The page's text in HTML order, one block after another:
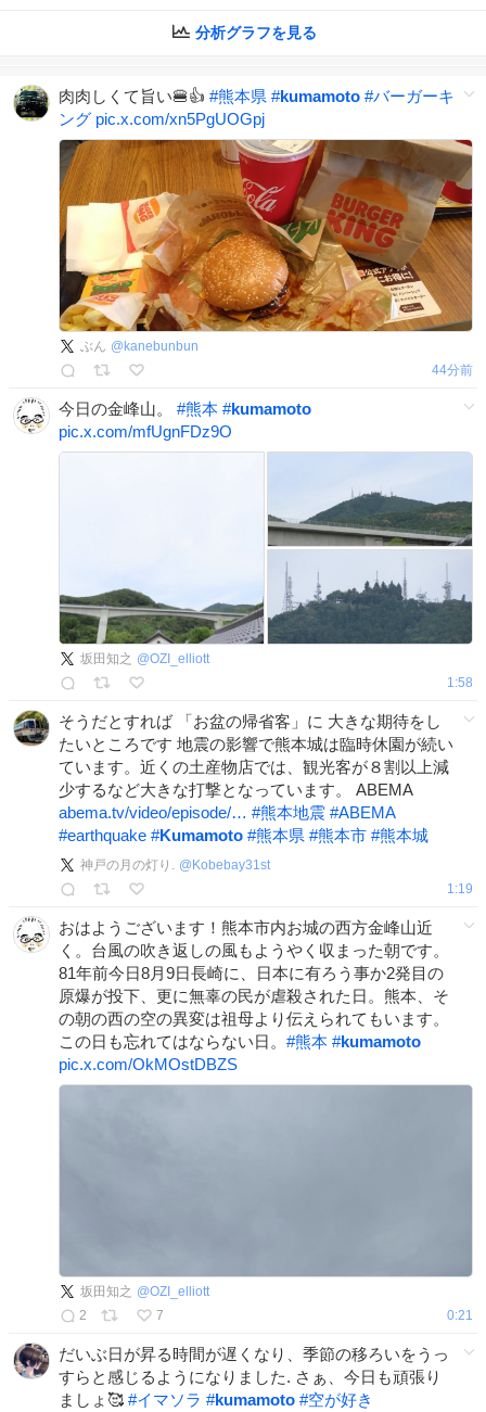
分析グラフを見る
肉肉しくて旨い🍔👍 #熊本県 #kumamoto #バーガーキ
ング pic.x.com/xn5PgUOGpj
ぶん @ kanebunbun
45分前
今日の金峰山。 #熊本 #kumamoto
pic.x.com/mfUgnFDz9O
坂田知之 @OZI_elliott
1:58
そうだとすれば 「お盆の帰省客」に 大きな期待をし
たいところです 地震の影響で熊本城は臨時休園が続い
ています。近くの土産物店では、観光客が８割以上減
少するなど大きな打撃となっています。 ABEMA
abema.tv/video/episode/… #熊本地震 #ABEMA
#earthquake #Kumamoto #熊本県 #熊本市 #熊本城
神戸の月の灯り. @ Kobebay31st
1:19
おはようございます！熊本市内お城の西方金峰山近
く。台風の吹き返しの風もようやく収まった朝です。
81年前今日8月9日長崎に、日本に有ろう事か2発目の
原爆が投下、更に無辜の民が虐殺された日。熊本、そ
の朝の西の空の異変は祖母より伝えられてもいます。
この日も忘れてはならない日。 #熊本 #kumamoto
pic.x.com/OkMOstDBZS
坂田知之 @OZI_elliott
2
7 0:21
だいぶ日が昇る時間が遅くなり、季節の移ろいをうっ
すらと感じるようになりました. さぁ、今日も頑張り
ましょ🥰 #イマソラ #kumamoto #空が好き